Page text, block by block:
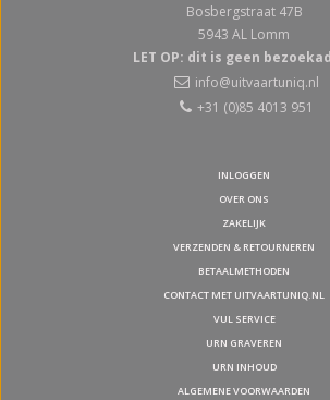
Bosbergstraat 47B
5943 AL Lomm
LET OP: dit is geen
info@uitvaartuniq.nl
+31 (0)85 4013 951
INLOGGEN
OVER ONS
ZAKELIJK
VERZENDEN & RETOURNEREN
BETAALMETHODEN
CONTACT MET UITVAARTUNIQ.NL
VUL SERVICE
URN GRAVEREN
URN INHOUD
ALGEMENE VOORWAARDEN